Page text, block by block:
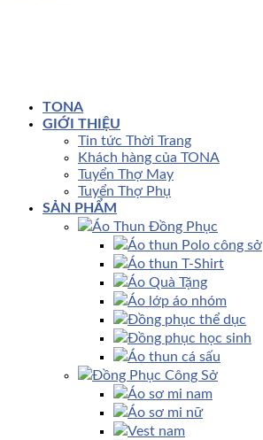
TONA
GIỚI THIỆU
Tin tức Thời Trang
Khách hàng của TONA
Tuyển Thợ May
Tuyển Thợ Phụ
SẢN PHẨM
Áo Thun Đồng Phục
Áo thun Polo công sở
Áo thun T-Shirt
Áo Quà Tặng
Áo lớp áo nhóm
Đồng phục thể dục
Đồng phục học sinh
Áo thun cá sấu
Đồng Phục Công Sở
Áo sơ mi nam
Áo sơ mi nữ
Vest nam